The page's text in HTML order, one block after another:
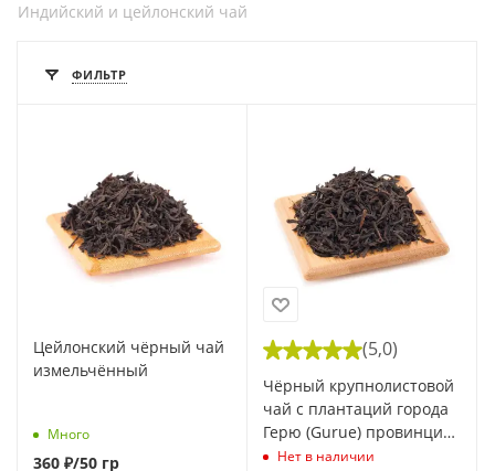
Индийский и цейлонский чай
ФИЛЬТР
Цейлонский чёрный чай
измельчённый
Много
360 ₽/50 гр
(5,0)
Чёрный крупнолистовой
чай с плантаций города
Герю (Gurue) провинции
Замбезия (Zambezia)
Нет в наличии